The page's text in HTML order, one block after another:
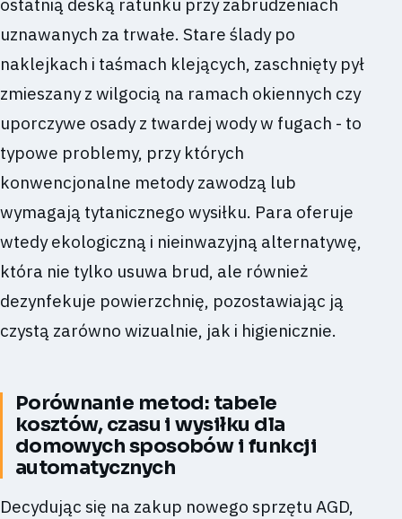
ostatnią deską ratunku przy zabrudzeniach
uznawanych za trwałe. Stare ślady po
naklejkach i taśmach klejących, zaschnięty pył
zmieszany z wilgocią na ramach okiennych czy
uporczywe osady z twardej wody w fugach - to
typowe problemy, przy których
konwencjonalne metody zawodzą lub
wymagają tytanicznego wysiłku. Para oferuje
wtedy ekologiczną i nieinwazyjną alternatywę,
która nie tylko usuwa brud, ale również
dezynfekuje powierzchnię, pozostawiając ją
czystą zarówno wizualnie, jak i higienicznie.
Porównanie metod: tabele
kosztów, czasu i wysiłku dla
domowych sposobów i funkcji
automatycznych
Decydując się na zakup nowego sprzętu AGD,